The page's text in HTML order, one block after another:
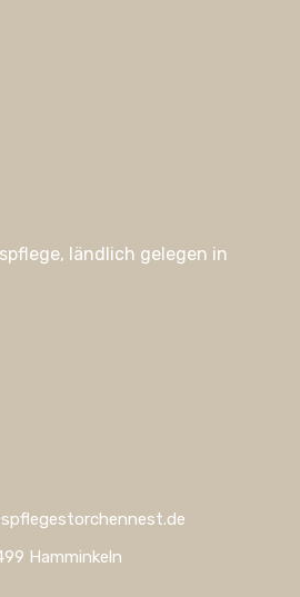
ländlich gelegen in
Hamminkeln